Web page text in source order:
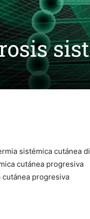
sistémica cutánea
cutánea progresiva
progresiva